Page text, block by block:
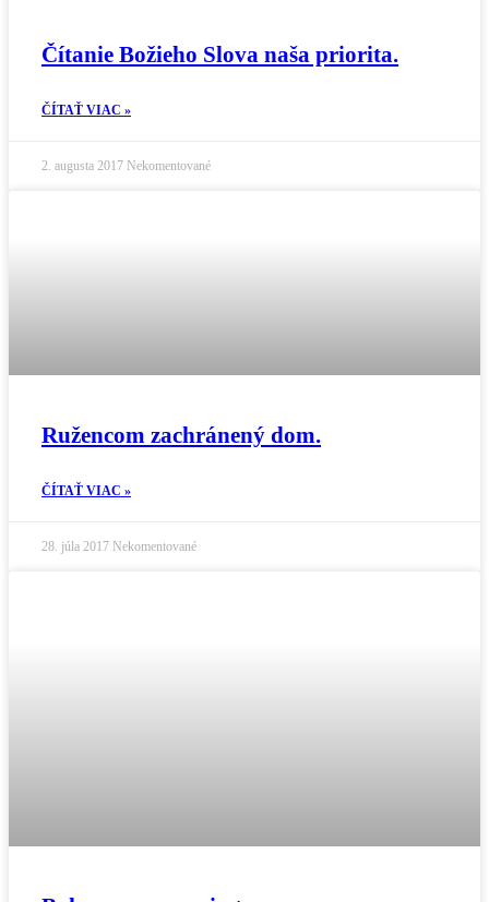
Čítanie Božieho Slova naša priorita.
ČÍTAŤ VIAC »
2. augusta 2017 Nekomentované
Ružencom zachránený dom.
ČÍTAŤ VIAC »
28. júla 2017 Nekomentované